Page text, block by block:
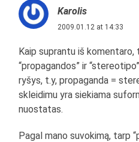
Karolis
2009.01.12 at 14:33
Kaip suprantu iš
“propagandos” ir
ryšys, t.y, propaganda =
skleidimu yra siekiama
nuostatas.
Pagal mano suvokimą, tarp